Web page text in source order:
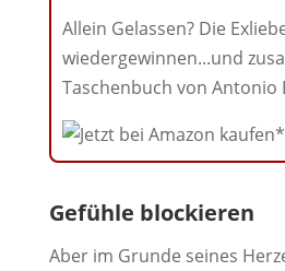
Allein Gelassen? Die
wiedergewinnen...und
Taschenbuch von Antonio
Gefühle blockieren
Aber im Grunde seines